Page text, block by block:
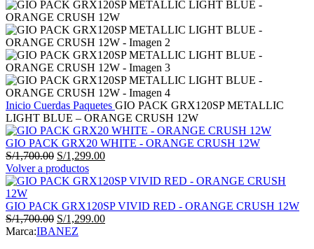
Inicio Cuerdas Paquetes GIO PACK GRX120SP METALLIC
LIGHT BLUE – ORANGE CRUSH 12W
GIO PACK GRX20 WHITE - ORANGE CRUSH 12W
S/1,700.00 El
precio
original
S/1,700.00.
S/1,299.00El
actual
S/1,299.00.
Volver a productos
GIO PACK GRX120SP VIVID RED - ORANGE CRUSH 12W
S/1,700.00 El
precio
S/1,299.00El
Marca:IBANEZ